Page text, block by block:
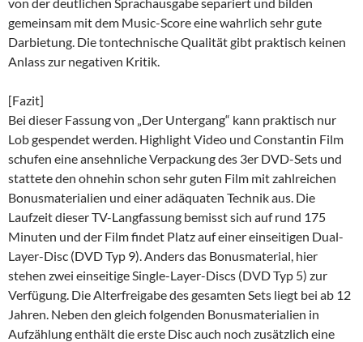
gemeinsam mit dem Music-Score eine wahrlich sehr gute
Darbietung. Die tontechnische Qualität gibt praktisch keinen
Anlass zur negativen Kritik.
[Fazit]
Bei dieser Fassung von „Der Untergang“ kann praktisch nur
Lob gespendet werden. Highlight Video und Constantin Film
schufen eine ansehnliche Verpackung des 3er DVD-Sets und
stattete den ohnehin schon sehr guten Film mit zahlreichen
Bonusmaterialien und einer adäquaten Technik aus. Die
Laufzeit dieser TV-Langfassung bemisst sich auf rund 175
Minuten und der Film findet Platz auf einer einseitigen Dual-
Layer-Disc (DVD Typ 9). Anders das Bonusmaterial, hier
stehen zwei einseitige Single-Layer-Discs (DVD Typ 5) zur
Verfügung. Die Alterfreigabe des gesamten Sets liegt bei ab 12
Jahren. Neben den gleich folgenden Bonusmaterialien in
Aufzählung enthält die erste Disc auch noch zusätzlich eine